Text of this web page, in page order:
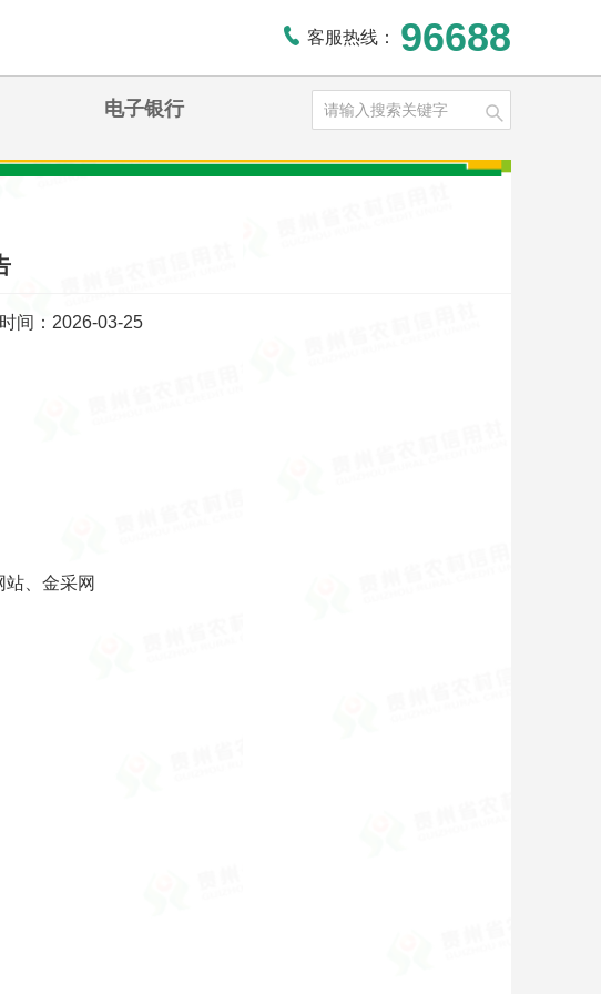
客服热线： 96688
电子银行
间：2026-03-25
、金采网